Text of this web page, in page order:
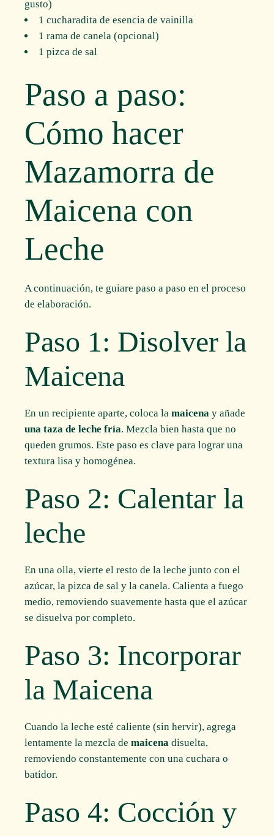
gusto)
1 cucharadita de esencia de vainilla
1 rama de canela (opcional)
1 pizca de sal
Paso a paso:
Cómo hacer
Mazamorra de
Maicena con
Leche
A continuación, te guiare paso a paso en el proceso
de elaboración.
Paso 1: Disolver la
Maicena
En un recipiente aparte, coloca lamaicena y añade
una taza de leche fría. Mezcla bien hasta que no
queden grumos. Este paso es clave para lograr una
textura lisa y homogénea.
Paso 2: Calentar la
leche
En una olla, vierte el resto de la leche junto con el
azúcar, la pizca de sal y la canela. Calienta a fuego
medio, removiendo suavemente hasta que el azúcar
se disuelva por completo.
Paso 3: Incorporar
la Maicena
Cuando la leche esté caliente (sin hervir), agrega
lentamente la mezcla demaicena disuelta,
removiendo constantemente con una cuchara o
batidor.
Paso 4: Cocción y